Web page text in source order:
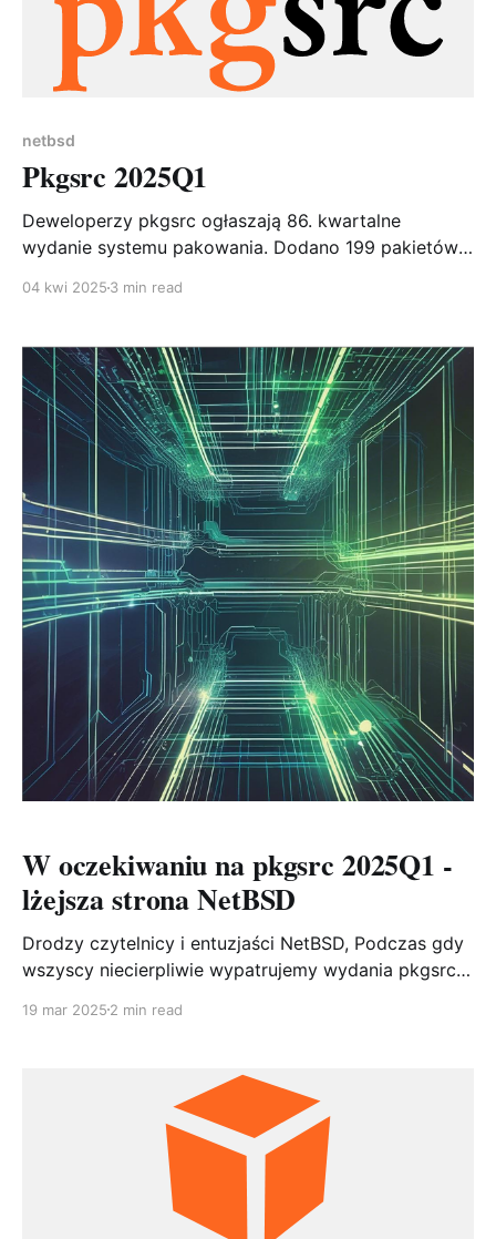
netbsd
Pkgsrc 2025Q1
Deweloperzy pkgsrc ogłaszają 86. kwartalne
wydanie systemu pakowania. Dodano 199 pakietów,
04 kwi 2025 3 min read
W oczekiwaniu na pkgsrc 2025Q1 -
lżejsza strona NetBSD
Drodzy czytelnicy i entuzjaści NetBSD, Podczas gdy
wszyscy niecierpliwie wypatrujemy wydania pkgsrc
pakietów i ustabilizowaniu wydania - postanowiłem
podzielić się czymś lżejszym. Testuje różne modele
SI lokalnie i online i z ich połączenia czasami
19 mar 2025 2 min read